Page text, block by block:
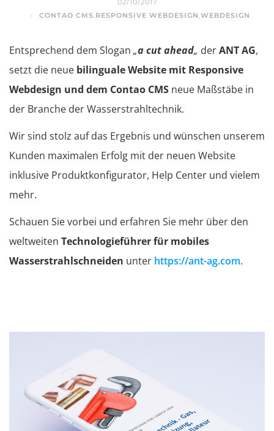
02/10/2017
CONTAO CMS,RESPONSIVE WEBDESIGN,WEBDESIGN
Entsprechend dem Slogan „a cut ahead„ derANT AG,
setzt die neue bilinguale Website mit Responsive
Webdesign und dem Contao CMS neue Maßstäbe in
der Branche der Wasserstrahltechnik.
Wir sind stolz auf das Ergebnis und wünschen unserem
Kunden maximalen Erfolg mit der neuen Website
inklusive Produktkonfigurator, Help Center und vielem
mehr.
Schauen Sie vorbei und erfahren Sie mehr über den
weltweiten Technologieführer für mobiles
Wasserstrahlschneiden unter https://ant-ag.com.